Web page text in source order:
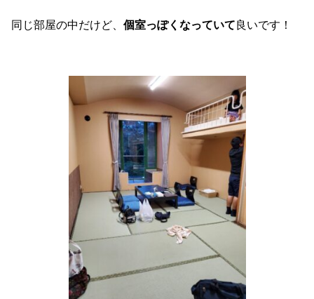
同じ部屋の中だけど、 個室っぽくなっていて良いです！